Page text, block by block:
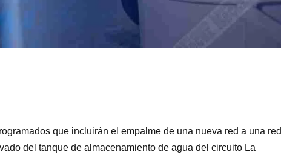
que incluirán el empalme de una nueva red a una red
del tanque de almacenamiento de agua del circuito La